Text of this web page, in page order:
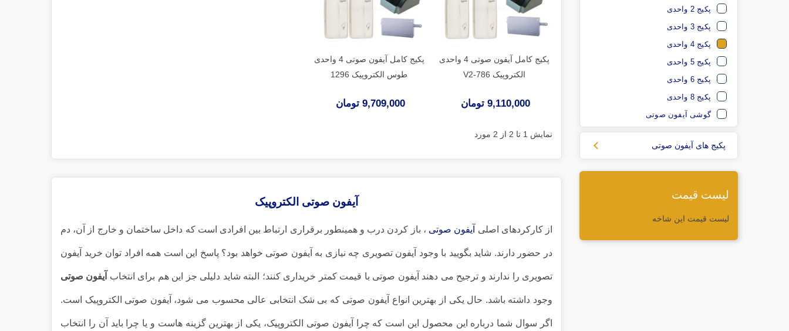
پکیج 2 واحدی
پکیج 3 واحدی
پکیج 4 واحدی
پکیج 5 واحدی
پکیج 6 واحدی
پکیج 8 واحدی
گوشی آیفون صوتی
پکیج های آیفون صوتی
لیست قیمت
لیست قیمت این شاخه
پکیج کامل آیفون صوتی 4 واحدی
الکتروپیک V2-786
9,110,000 تومان
پکیج کامل آیفون صوتی 4 واحدی
طوس الکتروپیک 1296
9,709,000 تومان
نمایش 1 تا 2 از 2 مورد
آیفون صوتی الکتروپیک
از کارکردهای اصلی آیفون صوتی ، باز کردن درب و همینطور برقراری ارتباط بین افرادی است که داخل ساختمان و خارج از آن، دم
در حضور دارند. شاید بگویید با وجود آیفون تصویری چه نیازی به آیفون صوتی خواهد بود؟ پاسخ این است همه افراد توان خرید آیفون
تصویری را ندارند و ترجیح می دهند آیفون صوتی با قیمت کمتر خریداری کنند؛ البته شاید دلیلی جز این هم برای انتخاب آیفون صوتی
وجود داشته باشد. حال یکی از بهترین انواع آیفون صوتی که بی شک انتخابی عالی محسوب می شود، آیفون صوتی الکتروپیک است.
اگر سوال شما درباره این محصول این است که چرا آیفون صوتی الکتروپیک، یکی از بهترین گزینه هاست و یا چرا باید آن را انتخاب